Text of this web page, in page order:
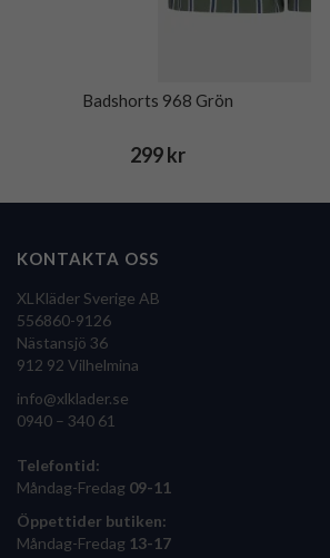
Badshorts 968 Grön
299 kr
KONTAKTA OSS
XLKläder Sverige AB
556860-9126
Nästansjö 36
912 92 Vilhelmina
info@xlklader.se
0940 – 340 61
Telefontid:
Måndag-Fredag 09-11
Öppettider butiken:
Måndag-Fredag 13-17